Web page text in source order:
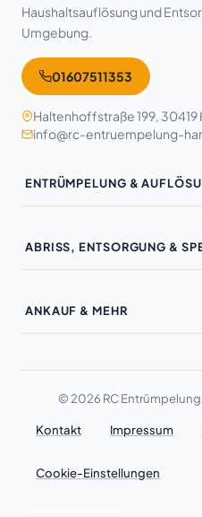
Haushaltsauflösung und
Umgebung.
01607511353
Haltenhoffstraße 199, 30419
info@rc-entruempelung-
ENTRÜMPELUNG &
Haushaltsauflösung
Büroräumung
Kellerentrümpelung
Dachbodenräumung
ABRISS, ENTSORGUNG &
Hausabriss
Badezimmer-Rückbau
ANKAUF & MEHR
© 2026 RC
Kontakt Impressum
Cookie-Einstellungen